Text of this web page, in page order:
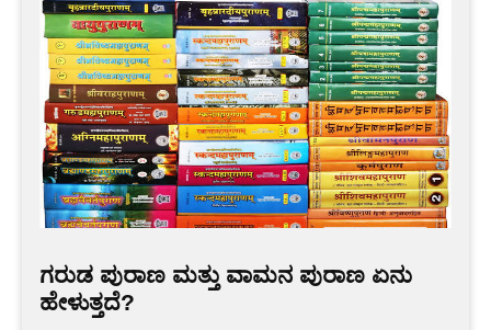
ಗರುಡ ಪುರಾಣ ಮತ್ತು ವಾಮನ ಪುರಾಣ ಏನು
ಹೇಳುತ್ತದೆ?